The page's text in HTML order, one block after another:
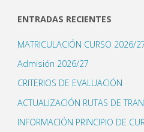
ENTRADAS RECIENTES
MATRICULACIÓN CURSO 2026/
Admisión 2026/27
CRITERIOS DE EVALUACIÓN
ACTUALIZACIÓN RUTAS DE
INFORMACIÓN PRINCIPIO DE